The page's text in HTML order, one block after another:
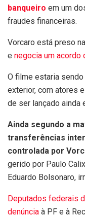
banqueiro em um
fraudes financeiras.
Vorcaro está preso
e negocia um acordo
O filme estaria
exterior, com atores
de ser lançado ainda
Ainda segundo a
transferências
controlada por
gerido por Paulo
Eduardo Bolsonaro,
Deputados federais
denúncia à PF e à